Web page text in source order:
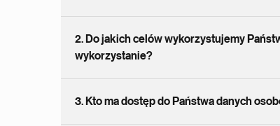
2. Do jakich celów wykorzystujemy
wykorzystanie?
3. Kto ma dostęp do Państwa danych